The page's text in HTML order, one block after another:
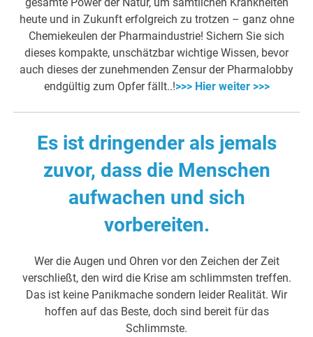
heute und in Zukunft erfolgreich zu trotzen – ganz ohne
Chemiekeulen der Pharmaindustrie! Sichern Sie sich
dieses kompakte, unschätzbar wichtige Wissen, bevor
auch dieses der zunehmenden Zensur der Pharmalobby
endgültig zum Opfer fällt..!>>> Hier weiter >>>
Es ist dringender als jemals
zuvor, dass die Menschen
aufwachen und sich
vorbereiten.
Wer die Augen und Ohren vor den Zeichen der Zeit
verschließt, den wird die Krise am schlimmsten treffen.
Das ist keine Panikmache sondern leider Realität. Wir
hoffen auf das Beste, doch sind bereit für das
Schlimmste.